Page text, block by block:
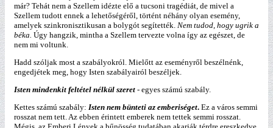
már? Tehát nem a Szellem idézte elő a tucsoni tragédiát, de mivel a
Szellem tudott ennek a lehetőségéről, történt néhány olyan esemény,
amelyek szinkronisztikusan a bolygót segítették. Nem tudod, hogy ugrik a
béka. Úgy hangzik, mintha a Szellem tervezte volna így az egészet, de
nem mi voltunk.
Hadd szóljak most a szabályokról. Mielőtt az eseményről beszélnénk,
engedjétek meg, hogy Isten szabályairól beszéljek.
Isten mindenkit feltétel nélkül szeret - egyes számú szabály.
Kettes számú szabály: Isten nem bünteti az emberiséget. Ez a város semmi
rosszat nem tett. Az ebben érintett emberek nem tettek semmi rosszat.